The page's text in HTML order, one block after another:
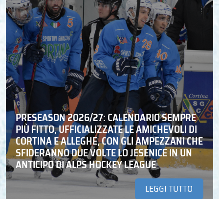
PRESEASON 2026/27: CALENDARIO SEMPRE
PIÙ FITTO, UFFICIALIZZATE LE AMICHEVOLI DI
CORTINA E ALLEGHE, CON GLI AMPEZZANI CHE
SFIDERANNO DUE VOLTE LO JESENICE IN UN
ANTICIPO DI ALPS HOCKEY LEAGUE
LEGGI TUTTO